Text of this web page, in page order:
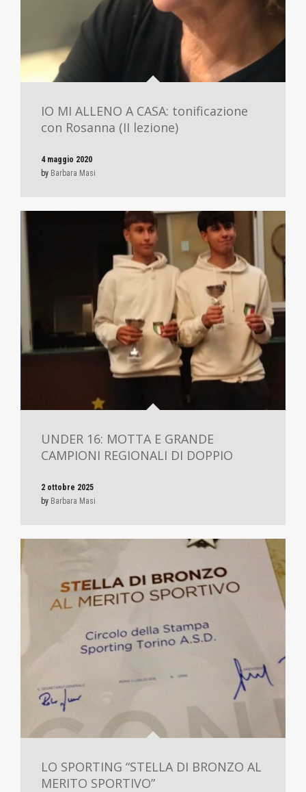
IO MI ALLENO A CASA: tonificazione
con Rosanna (II lezione)
4 maggio 2020
by Barbara Masi
UNDER 16: MOTTA E GRANDE
CAMPIONI REGIONALI DI DOPPIO
2 ottobre 2025
by Barbara Masi
LO SPORTING “STELLA DI BRONZO AL
MERITO SPORTIVO”